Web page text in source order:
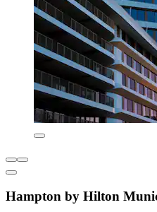
Hampton by Hilton